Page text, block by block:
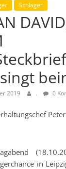
Schlager
2019 . 0
in